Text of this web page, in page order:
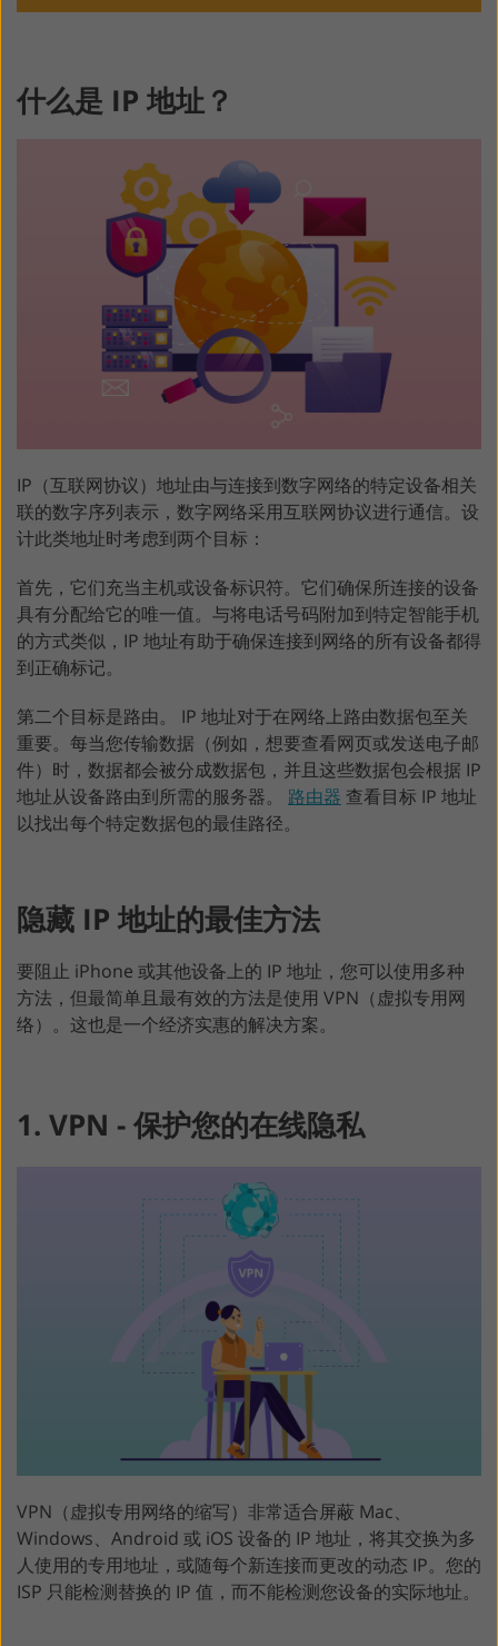
什么是 IP 地址？
IP（互联网协议）地址由与连接到数字网络的特定设备相关
联的数字序列表示，数字网络采用互联网协议进行通信。设
计此类地址时考虑到两个目标：
首先，它们充当主机或设备标识符。它们确保所连接的设备
具有分配给它的唯一值。与将电话号码附加到特定智能手机
的方式类似，IP 地址有助于确保连接到网络的所有设备都得
到正确标记。
第二个目标是路由。 IP 地址对于在网络上路由数据包至关
重要。每当您传输数据（例如，想要查看网页或发送电子邮
件）时，数据都会被分成数据包，并且这些数据包会根据 IP
地址从设备路由到所需的服务器。 路由器 查看目标 IP 地址
以找出每个特定数据包的最佳路径。
隐藏 IP 地址的最佳方法
要阻止 iPhone 或其他设备上的 IP 地址，您可以使用多种
方法，但最简单且最有效的方法是使用 VPN（虚拟专用网
络）。这也是一个经济实惠的解决方案。
1. VPN - 保护您的在线隐私
VPN（虚拟专用网络的缩写）非常适合屏蔽 Mac、
Windows、Android 或 iOS 设备的 IP 地址，将其交换为多
人使用的专用地址，或随每个新连接而更改的动态 IP。您的
ISP 只能检测替换的 IP 值，而不能检测您设备的实际地址。